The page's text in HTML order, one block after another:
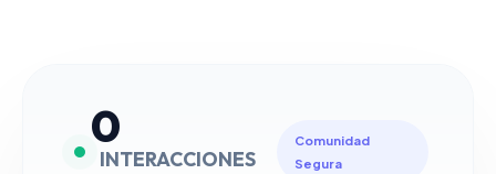
0
INTERACCIONES
Comunidad
Segura